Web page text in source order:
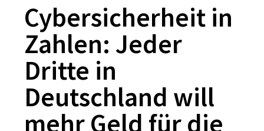
Cybersicherheit in
Zahlen: Jeder
Dritte in
Deutschland will
mehr Geld für die